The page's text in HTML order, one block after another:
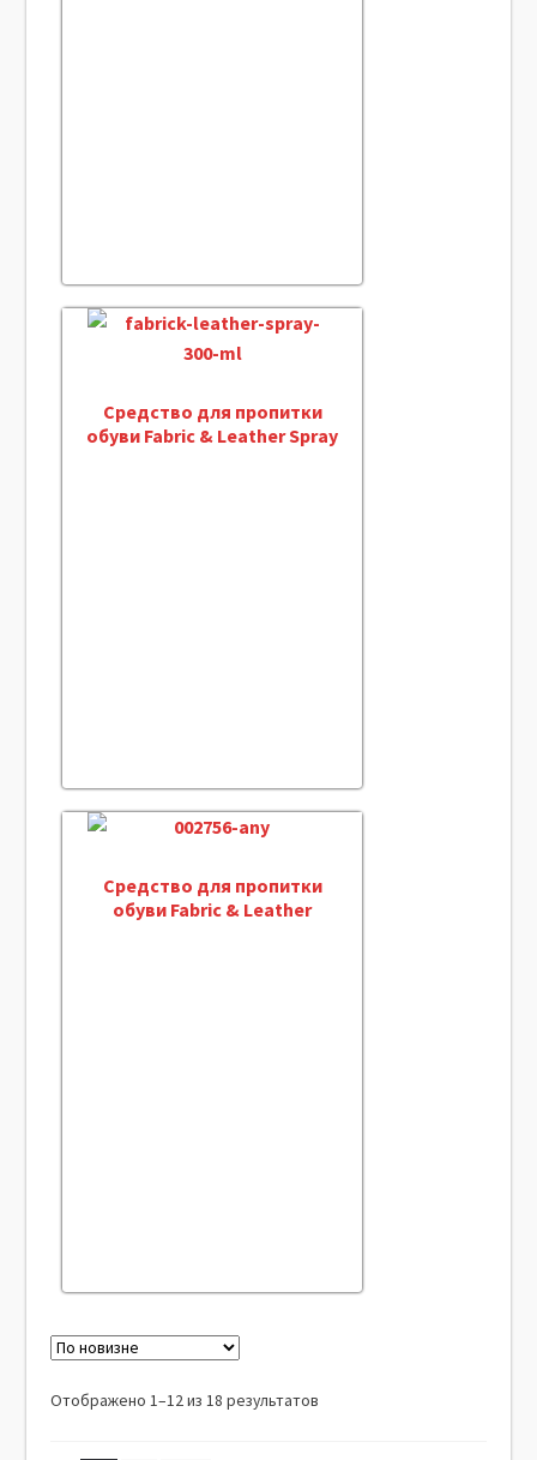
Средство для пропитки
обуви Fabric & Leather Spray
Средство для пропитки
обуви Fabric & Leather
Отображено 1–12 из 18 результатов